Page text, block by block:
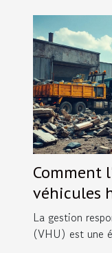
Comment
véhicules
il
La gestion
(VHU) est une